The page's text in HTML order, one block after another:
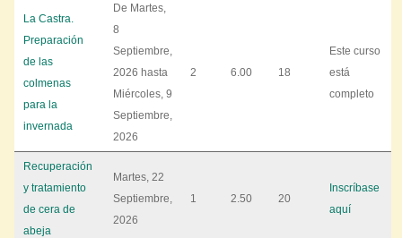
La Castra.
Preparación
de las
colmenas
para la
invernada
De Martes,
8
Septiembre,
2026 hasta
Miércoles, 9
Septiembre,
2026
2 6.00 18
Este curso
está
completo
Recuperación
y tratamiento
de cera de
abeja
Martes, 22
Septiembre,
2026
1 2.50 20
Inscríbase
aquí